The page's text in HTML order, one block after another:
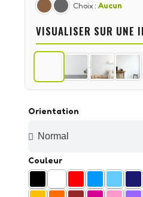
Orientation
Couleur
Choix : Aucun
VISUALISER SUR UNE